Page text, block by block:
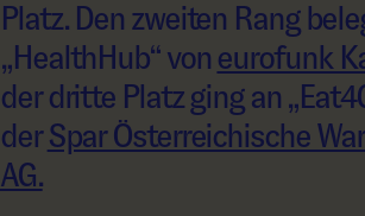
Platz. Den zweiten Rang
„HealthHub“ von eurofunk
der dritte Platz ging an
derSpar Österreichische
AG.